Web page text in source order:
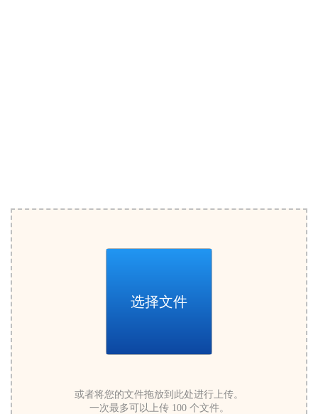
选择文件
或者将您的文件拖放到此处进行上传。
一次最多可以上传 100 个文件。